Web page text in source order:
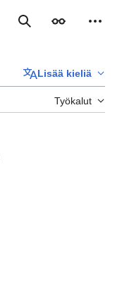
Haku Ulkoasu
Lisää kieliä
Työkalut